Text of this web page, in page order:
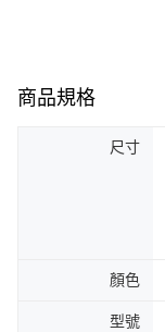
商品規格
尺寸
顏色
型號